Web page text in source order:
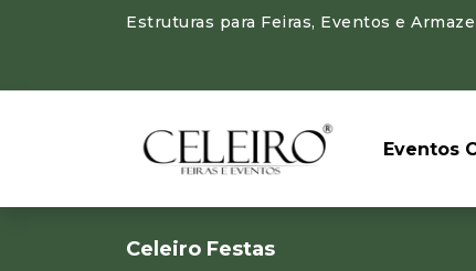
Estruturas para Feiras, Eventos e
Eventos
Celeiro Festas